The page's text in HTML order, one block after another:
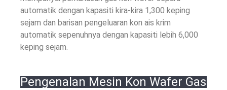
automatik dengan kapasiti kira-kira 1,300 keping
sejam dan barisan pengeluaran kon ais krim
automatik sepenuhnya dengan kapasiti lebih 6,000
keping sejam.
Pengenalan Mesin Kon Wafer Gas